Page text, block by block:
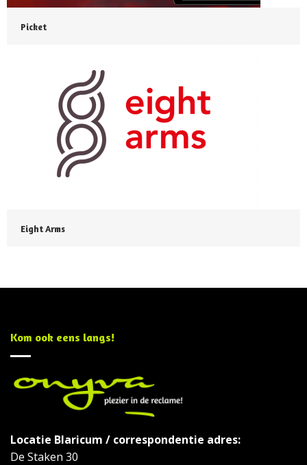
Picket
Eight Arms
Kom ook eens langs!
Locatie Blaricum / correspondentie adres:
De Staken 30